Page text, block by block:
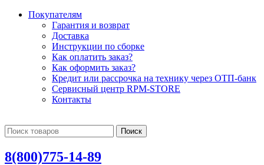
Покупателям
Гарантия и возврат
Доставка
Инструкции по сборке
Как оплатить заказ?
Как оформить заказ?
Кредит или рассрочка на технику через ОТП-банк
Сервисный центр RPM-STORE
Контакты
Поиск
8(800)775-14-89